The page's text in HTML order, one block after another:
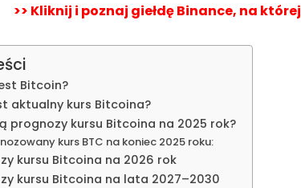
>> Kliknij i poznaj giełdę Binance, na
Bitcoin?
aktualny kurs Bitcoina?
prognozy kursu Bitcoina na 2025 rok?
kurs BTC na koniec 2025 roku:
kursu Bitcoina na 2026 rok
kursu Bitcoina na lata 2027–2030